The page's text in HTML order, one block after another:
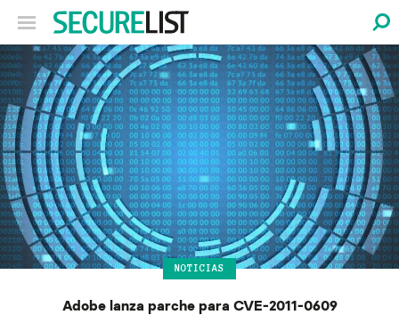
NOTICIAS
Adobe lanza parche para CVE-2011-0609